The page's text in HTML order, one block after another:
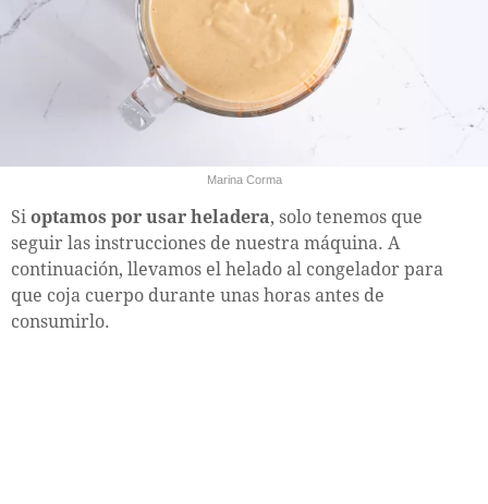
Marina Corma
Si optamos por usar heladera, solo tenemos que
seguir las instrucciones de nuestra máquina. A
continuación, llevamos el helado al congelador para
que coja cuerpo durante unas horas antes de
consumirlo.